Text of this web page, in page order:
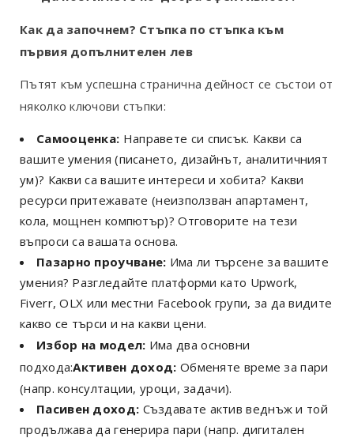
Как да започнем? Стъпка по стъпка към
първия допълнителен лев
Пътят към успешна странична дейност се състои от
няколко ключови стъпки:
Самооценка: Направете си списък. Какви са
вашите умения (писането, дизайнът, аналитичният
ум)? Какви са вашите интереси и хобита? Какви
ресурси притежавате (неизползван апартамент,
кола, мощнен компютър)? Отговорите на тези
въпроси са вашата основа.
Пазарно проучване: Има ли търсене за вашите
умения? Разгледайте платформи като Upwork,
Fiverr, OLX или местни Facebook групи, за да видите
какво се търси и на какви цени.
Избор на модел: Има два основни
подхода:Активен доход: Обменяте време за пари
(напр. консултации, уроци, задачи).
Пасивен доход: Създавате актив веднъж и той
продължава да генерира пари (напр. дигитален